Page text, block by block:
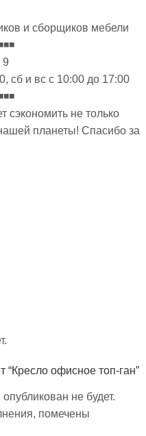
и сборщиков мебели
9
сб и вс с 10:00 до 17:00
сэкономить не только
планеты! Спасибо за
“Кресло офисное топ-ган”
не будет.
помечены